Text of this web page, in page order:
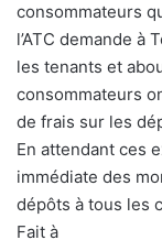
consommateurs
l’ATC demande à
les tenants et
consommateurs
de frais sur les
En attendant ces
immédiate des
dépôts à tous les
Fait à